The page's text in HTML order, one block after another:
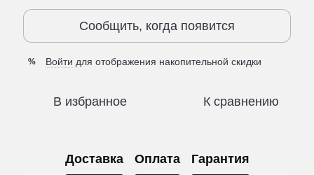
Сообщить, когда появится
% Войти для отображения накопительной скидки
В избранное К сравнению
Доставка Оплата Гарантия